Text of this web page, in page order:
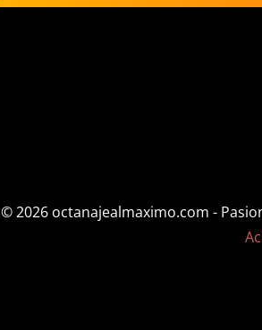
$31.16
© 2026 octanajealmaximo.com -